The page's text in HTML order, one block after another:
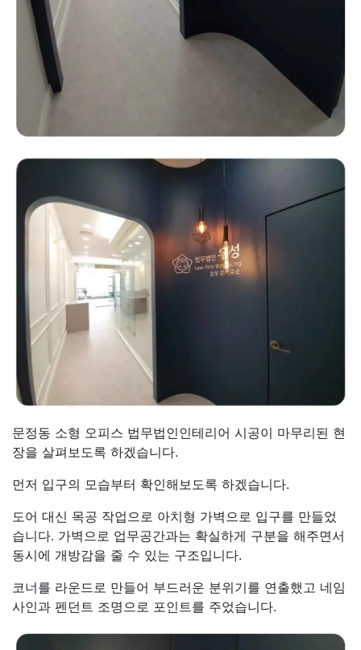
문정동 소형 오피스 법무법인인테리어 시공이 마무리된 현
장을 살펴보도록 하겠습니다.
먼저 입구의 모습부터 확인해보도록 하겠습니다.
도어 대신 목공 작업으로 아치형 가벽으로 입구를 만들었
습니다. 가벽으로 업무공간과는 확실하게 구분을 해주면서
동시에 개방감을 줄 수 있는 구조입니다.
코너를 라운드로 만들어 부드러운 분위기를 연출했고 네임
사인과 펜던트 조명으로 포인트를 주었습니다.